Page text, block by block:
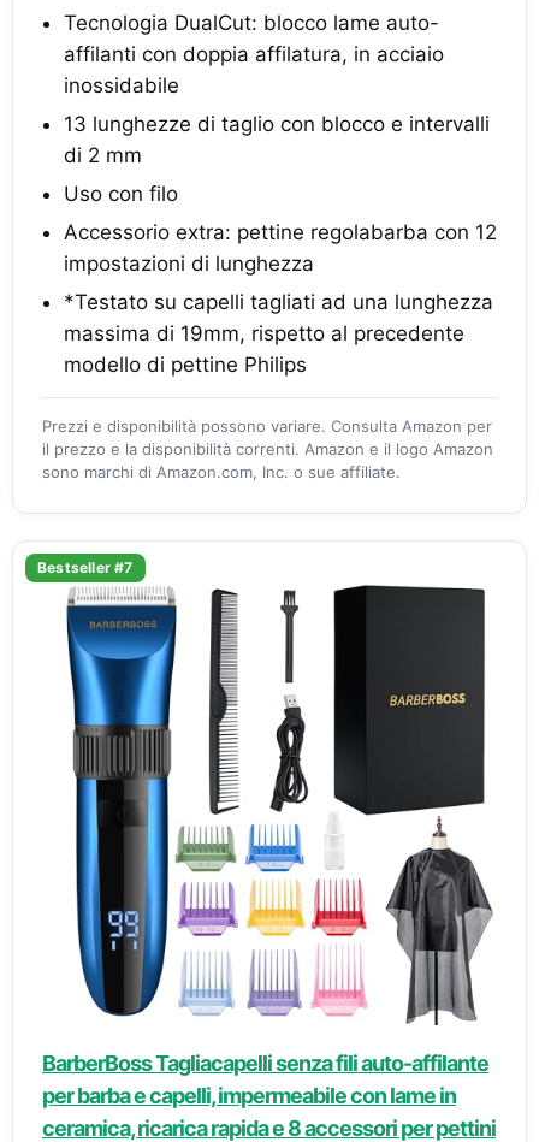
Tecnologia DualCut: blocco lame auto-
affilanti con doppia affilatura, in acciaio
inossidabile
13 lunghezze di taglio con blocco e intervalli
di 2 mm
Uso con filo
Accessorio extra: pettine regolabarba con 12
impostazioni di lunghezza
*Testato su capelli tagliati ad una lunghezza
massima di 19mm, rispetto al precedente
modello di pettine Philips
Prezzi e disponibilità possono variare. Consulta Amazon per
il prezzo e la disponibilità correnti. Amazon e il logo Amazon
sono marchi di Amazon.com, Inc. o sue affiliate.
Bestseller #7
BarberBoss Tagliacapelli senza fili auto-affilante
per barba e capelli, impermeabile con lame in
ceramica, ricarica rapida e 8 accessori per pettini